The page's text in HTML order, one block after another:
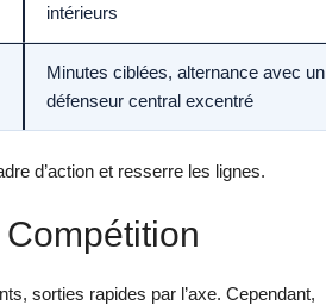
intérieurs
Minutes ciblées, alternance avec un
défenseur central excentré
d’action et resserre les lignes.
sorties rapides par l’axe. Cependant,